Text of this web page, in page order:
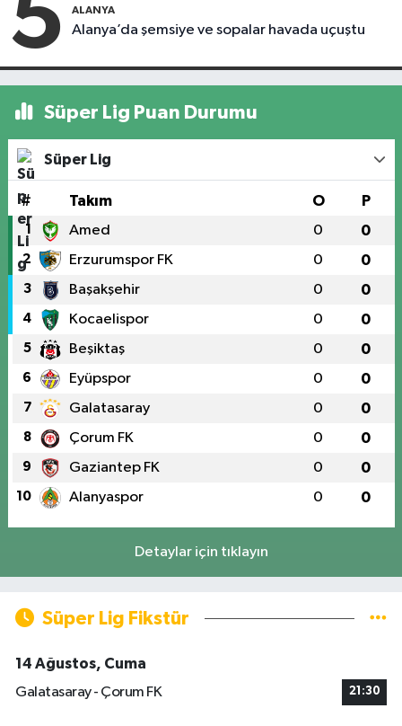
5 ALANYA
Alanya’da şemsiye ve sopalar havada uçuştu
Süper Lig Puan Durumu
Süper Lig
# Takım O P
1 Amed 0 0
2 Erzurumspor FK 0 0
3 Başakşehir 0 0
4 Kocaelispor 0 0
5 Beşiktaş 0 0
6 Eyüpspor 0 0
7 Galatasaray 0 0
8 Çorum FK 0 0
9 Gaziantep FK 0 0
10 Alanyaspor 0 0
Detaylar için tıklayın
Süper Lig Fikstür
14 Ağustos, Cuma
Galatasaray - Çorum FK
21:30